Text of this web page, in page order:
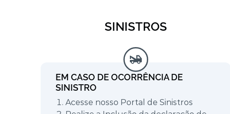
SINISTROS
EM CASO DE OCORRÊNCIA DE
SINISTRO
Acesse nosso Portal de Sinistros